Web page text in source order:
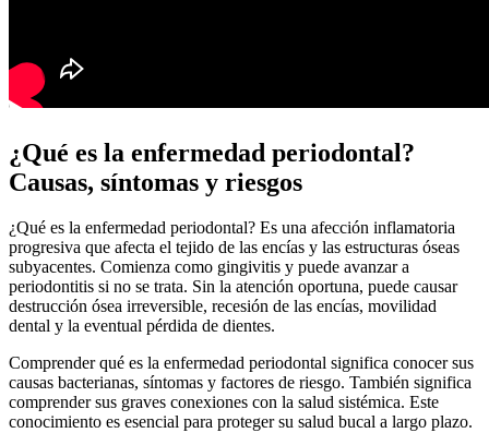
¿Qué es la enfermedad periodontal?
Causas, síntomas y riesgos
¿Qué es la enfermedad periodontal? Es una afección inflamatoria
progresiva que afecta el tejido de las encías y las estructuras óseas
subyacentes. Comienza como gingivitis y puede avanzar a
periodontitis si no se trata. Sin la atención oportuna, puede causar
destrucción ósea irreversible, recesión de las encías, movilidad
dental y la eventual pérdida de dientes.
Comprender qué es la enfermedad periodontal significa conocer sus
causas bacterianas, síntomas y factores de riesgo. También significa
comprender sus graves conexiones con la salud sistémica. Este
conocimiento es esencial para proteger su salud bucal a largo plazo.